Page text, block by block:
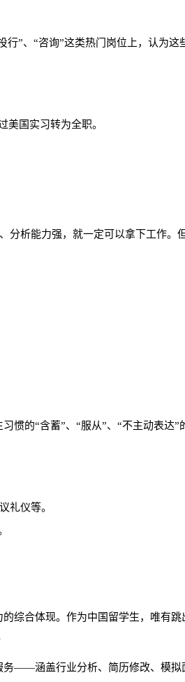
”、“咨询”这类热门岗位上，认为
美国实习转为全职。
析能力强，就一定可以拿下工作。
惯的“含蓄”、“服从”、“不主动表达
礼仪等。
综合体现。作为中国留学生，唯有
务——涵盖行业分析、简历修改、模